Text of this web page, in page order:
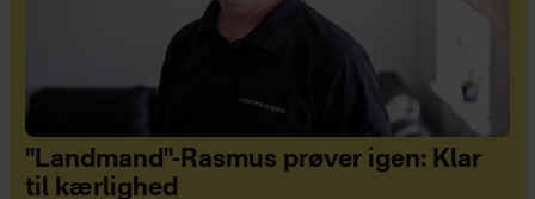
"Landmand"-Rasmus prøver igen: Klar
til kærlighed